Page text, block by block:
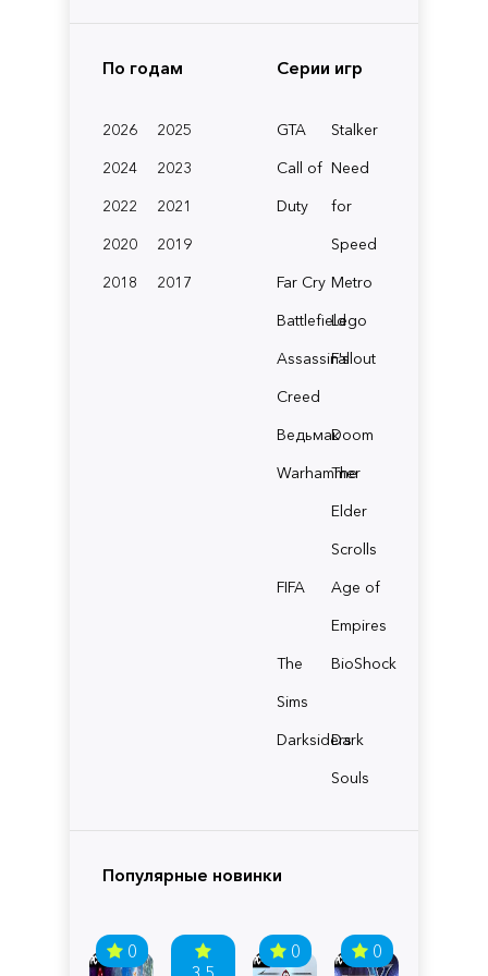
По годам
2026
2025
2024
2023
2022
2021
2020
2019
2018
2017
Серии игр
GTA
Stalker
Call of
Duty
Need
for
Speed
Far Cry Metro
BattlefieldLego
Assassin's
Creed
Fallout
ВедьмакDoom
Warhammer
The
Elder
Scrolls
FIFA
Age of
Empires
The
Sims
BioShock
Darksiders
Dark
Souls
Популярные новинки
0 0 0